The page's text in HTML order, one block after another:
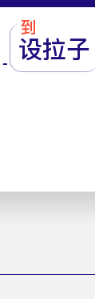
到
设拉子